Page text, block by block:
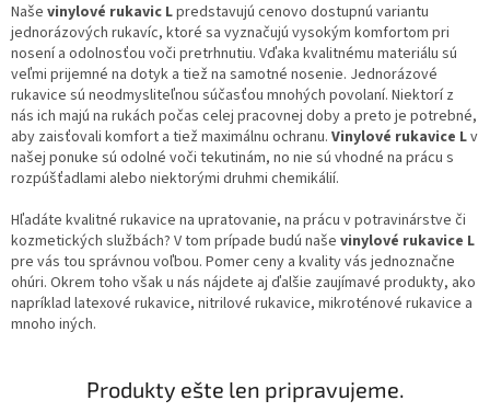
Naše vinylové rukavic Lpredstavujú cenovo dostupnú variantu
jednorázových rukavíc, ktoré sa vyznačujú vysokým komfortom pri
nosení a odolnosťou voči pretrhnutiu. Vďaka kvalitnému materiálu sú
veľmi prijemné na dotyk a tiež na samotné nosenie. Jednorázové
rukavice sú neodmysliteľnou súčasťou mnohých povolaní. Niektorí z
nás ich majú na rukách počas celej pracovnej doby a preto je potrebné,
aby zaisťovali komfort a tiež maximálnu ochranu. Vinylové rukavice Lv
našej ponuke sú odolné voči tekutinám, no nie sú vhodné na prácu s
rozpúšťadlami alebo niektorými druhmi chemikálií.
Hľadáte kvalitné rukavice na upratovanie, na prácu v potravinárstve či
kozmetických službách? V tom prípade budú naše vinylové rukavice L
pre vás tou správnou voľbou. Pomer ceny a kvality vás jednoznačne
ohúri. Okrem toho však u nás nájdete aj ďalšie zaujímavé produkty, ako
napríklad latexové rukavice, nitrilové rukavice, mikroténové rukavice a
mnoho iných.
Produkty ešte len pripravujeme.